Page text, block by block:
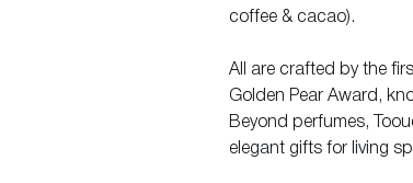
coffee & cacao).
All are crafted by the
Golden Pear Award,
Beyond perfumes,
elegant gifts for living